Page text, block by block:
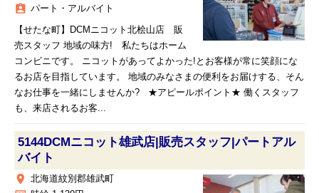
assignment_ind パート・アルバイト
【せたな町】DCMニコット北桧山店 販
売スタッフ 地域の味方! 私たちはホーム
コンビニです。 ニコットがあってよかった!とお客様が常に笑顔にな
るお店を目指しています。 地域のみなさまの便利をお届けする、そん
なお仕事を一緒にしませんか? ★アピールポイント★ 働くスタッフ
も、来店されるお客...
5144DCMニコット雄武店|販売スタッフ|パートアル
バイト
place 北海道紋別郡雄武町